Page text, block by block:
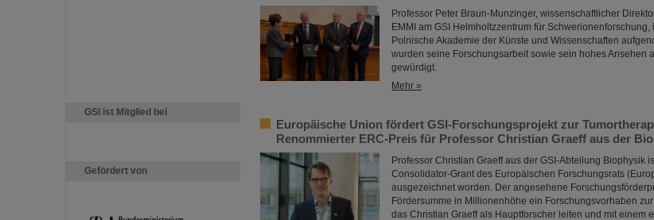
GSI ist Mitglied bei
Gefördert von
Professor Peter Braun-Munzinger, wissenschaftlicher
EMMI am GSI Helmholtzzentrum für
Polnische Akademie der Künste und Wissenschaften
wurden seine Forschungsarbeit sowie sein hohes Ansehen
gewürdigt.
Mehr »
Europäische Union fördert GSI-Forschungsprojekt zur
Renommierter ERC-Preis für Professor Christian Graeff aus der
Professor Christian Graeff aus der GSI-Abteilung Biophysik
Consolidator-Grant des Europäischen Forschungsrats
ausgezeichnet worden. Der angesehene
Fördersumme in Millionenhöhe ein Forschungsvorhaben
das Christian Graeff als Hauptforscher leiten und mit einem